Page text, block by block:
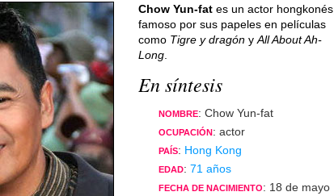
Chow Yun-fat es un actor hongkonés,
famoso por sus papeles en películas
como Tigre y dragón y All About Ah-
Long
En síntesis
NOMBRE: Chow Yun-fat
OCUPACIÓN: actor
PAÍS: Hong Kong
EDAD: 71 años
FECHA DE NACIMIENTO: 18 de mayo